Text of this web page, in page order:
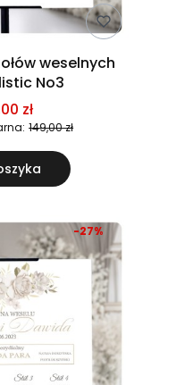
weselnych
No3
zł
149,00 zł
-27%